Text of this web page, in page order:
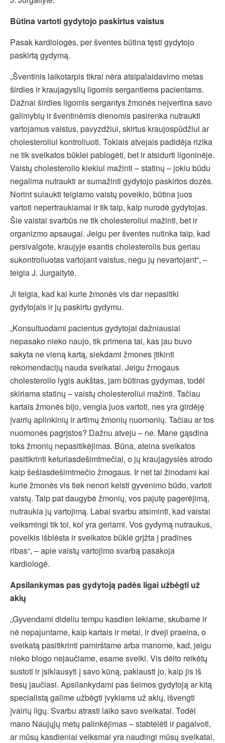
Būtina vartoti gydytojo paskirtus vaistus
Pasak kardiologės, per šventes būtina tęsti gydytojo
paskirtą gydymą.
„Šventinis laikotarpis tikrai nėra atsipalaidavimo metas
širdies ir kraujagyslių ligomis sergantiems pacientams.
Dažnai širdies ligomis sergantys žmonės neįvertina savo
galimybių ir šventinėmis dienomis pasirenka nutraukti
vartojamus vaistus, pavyzdžiui, skirtus kraujospūdžiui ar
cholesteroliui kontroliuoti. Tokiais atvejais padidėja rizika
ne tik sveikatos būklei pablogėti, bet ir atsidurti ligoninėje.
Vaistų cholesterolio kiekiui mažinti – statinų – jokiu būdu
negalima nutraukti ar sumažinti gydytojo paskirtos dozės.
Norint sulaukti teigiamo vaistų poveikio, būtina juos
vartoti nepertraukiamai ir tik taip, kaip nurodė gydytojas.
Šie vaistai svarbūs ne tik cholesteroliui mažinti, bet ir
organizmo apsaugai. Jeigu per šventes nutinka taip, kad
persivalgote, kraujyje esantis cholesterolis bus geriau
sukontroliuotas vartojant vaistus, negu jų nevartojant“, –
teigia J. Jurgaitytė.
Ji teigia, kad kai kurie žmonės vis dar nepasitiki
gydytojais ir jų paskirtu gydymu.
„Konsultuodami pacientus gydytojai dažniausiai
nepasako nieko naujo, tik primena tai, kas jau buvo
sakyta ne vieną kartą, siekdami žmones įtikinti
rekomendacijų nauda sveikatai. Jeigu žmogaus
cholesterolio lygis aukštas, jam būtinas gydymas, todėl
skiriama statinų – vaistų cholesteroliui mažinti. Tačiau
kartais žmonės bijo, vengia juos vartoti, nes yra girdėję
įvairių aplinkinių ir artimų žmonių nuomonių. Tačiau ar tos
nuomonės pagrįstos? Dažnu atveju – ne. Mane gąsdina
toks žmonių nepasitikėjimas. Būna, ateina sveikatos
pasitikrinti keturiasdešimtmečiai, o jų kraujagyslės atrodo
kaip šešiasdešimtmečio žmogaus. Ir net tai žinodami kai
kurie žmonės vis tiek nenori keisti gyvenimo būdo, vartoti
vaistų. Taip pat daugybė žmonių, vos pajutę pagerėjimą,
nutraukia jų vartojimą. Labai svarbu atsiminti, kad vaistai
veiksmingi tik tol, kol yra geriami. Vos gydymą nutraukus,
poveikis išblėsta ir sveikatos būklė grįžta į pradines
ribas“, – apie vaistų vartojimo svarbą pasakoja
kardiologė.
Apsilankymas pas gydytoją padės ligai užbėgti už
akių
„Gyvendami dideliu tempu kasdien lekiame, skubame ir
nė nepajuntame, kaip kartais ir metai, ir dveji praeina, o
sveikatą pasitikrinti pamirštame arba manome, kad, jeigu
nieko blogo nejaučiame, esame sveiki. Vis dėlto reikėtų
sustoti ir įsiklausyti į savo kūną, paklausti jo, kaip jis iš
tiesų jaučiasi. Apsilankydami pas šeimos gydytoją ar kitą
specialistą galime užbėgti įvykiams už akių, išvengti
įvairių ligų. Svarbu atrasti laiko savo sveikatai. Todėl
mano Naujųjų metų palinkėjimas – stabtelėti ir pagalvoti,
ar mūsų kasdieniai veiksmai yra naudingi mūsų sveikatai,